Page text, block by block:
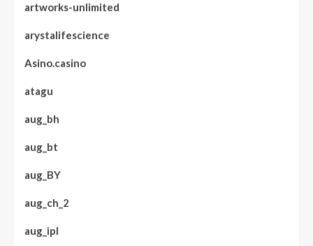
artworks-unlimited
arystalifescience
Asino.casino
atagu
aug_bh
aug_bt
aug_BY
aug_ch_2
aug_ipl